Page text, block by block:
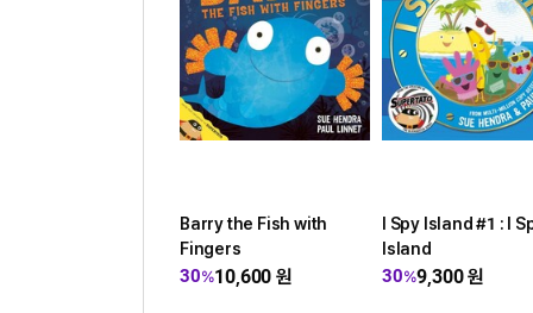
Barry the Fish with
Fingers
30%10,600원
I Spy Island #1 : I
Island
30%9,300원